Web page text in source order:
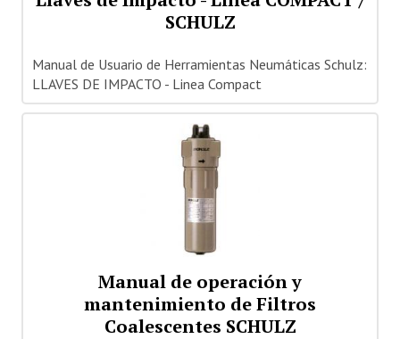
SCHULZ
Manual de Usuario de Herramientas Neumáticas Schulz:
LLAVES DE IMPACTO - Linea Compact
Manual de operación y
mantenimiento de Filtros
Coalescentes SCHULZ